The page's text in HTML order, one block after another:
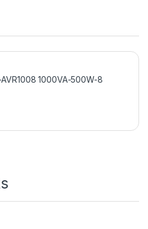
AVR1008 1000VA-500W-8